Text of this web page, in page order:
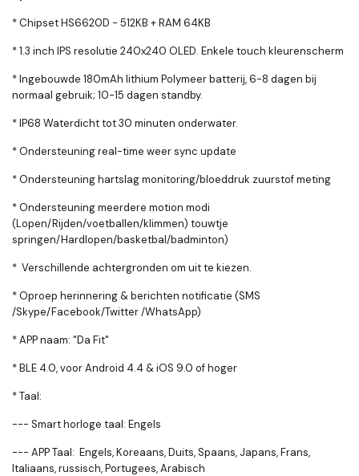
* Chipset HS6620D - 512KB + RAM 64KB
* 1.3 inch IPS resolutie 240x240 OLED. Enkele touch kleurenscherm
* Ingebouwde 180mAh lithium Polymeer batterij, 6-8 dagen bij
normaal gebruik; 10-15 dagen standby.
* IP68 Waterdicht tot 30 minuten onderwater.
* Ondersteuning real-time weer sync update
* Ondersteuning hartslag monitoring/bloeddruk zuurstof meting
* Ondersteuning meerdere motion modi
(Lopen/Rijden/voetballen/klimmen) touwtje
springen/Hardlopen/basketbal/badminton)
* Verschillende achtergronden om uit te kiezen.
* Oproep herinnering & berichten notificatie (SMS
/Skype/Facebook/Twitter /WhatsApp)
* APP naam: "Da Fit"
* BLE 4.0, voor Android 4.4 & iOS 9.0 of hoger
* Taal:
--- Smart horloge taal: Engels
--- APP Taal: Engels, Koreaans, Duits, Spaans, Japans, Frans,
Italiaans, russisch, Portugees, Arabisch